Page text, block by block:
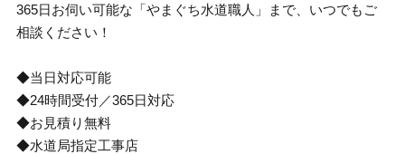
365日お伺い可能な「やまぐち水道職人」まで、いつでもご
相談ください！
◆当日対応可能
◆24時間受付／365日対応
◆お見積り無料
◆水道局指定工事店